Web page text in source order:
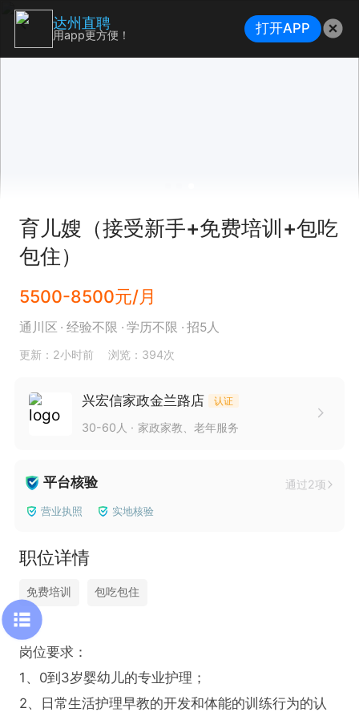
育儿嫂（接受新手+免费培训+包吃
包住）
5500-8500元/月
通川区 经验不限 学历不限 招5人
更新：2小时前 浏览：394次
兴宏信家政金兰路店 认证
30-60人 家政家教、老年服务
平台核验 通过2项
营业执照 实地核验
职位详情
免费培训 包吃包住
岗位要求：
1、0到3岁婴幼儿的专业护理；
2、日常生活护理早教的开发和体能的训练行为的认
达州直聘
用app更方便！ 打开APP